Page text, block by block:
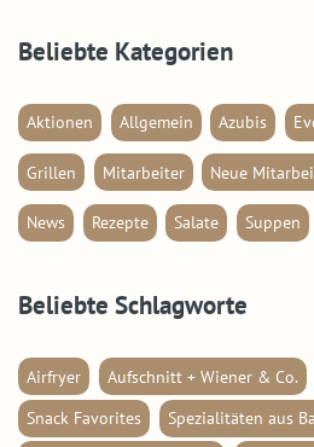
Beliebte Kategorien
Aktionen Allgemein Azubis
Grillen Mitarbeiter Neue
News Rezepte Salate Suppen
Beliebte Schlagworte
Airfryer Aufschnitt + Wiener & Co.
Snack Favorites
Spezialitäten aus